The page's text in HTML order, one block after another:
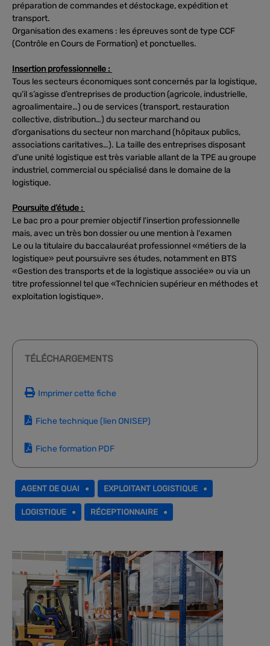
préparation de commandes et déstockage, expédition et
transport.
Organisation des examens : les épreuves sont de type CCF
(Contrôle en Cours de Formation) et ponctuelles.
Insertion professionnelle :
Tous les secteurs économiques sont concernés par la logistique,
qu’il s’agisse d’entreprises de production (agricole, industrielle,
agroalimentaire…) ou de services (transport, restauration
collective, distribution…) du secteur marchand ou
d’organisations du secteur non marchand (hôpitaux publics,
associations caritatives…). La taille des entreprises disposant
d’une unité logistique est très variable allant de la TPE au groupe
industriel, commercial ou spécialisé dans le domaine de la
logistique.
Poursuite d’étude :
Le bac pro a pour premier objectif l'insertion professionnelle
mais, avec un très bon dossier ou une mention à l'examen
Le ou la titulaire du baccalauréat professionnel «métiers de la
logistique» peut poursuivre ses études, notamment en BTS
«Gestion des transports et de la logistique associée» ou via un
titre professionnel tel que «Technicien supérieur en méthodes et
exploitation logistique».
TÉLÉCHARGEMENTS
Imprimer cette fiche
Fiche technique (lien ONISEP)
Fiche formation PDF
AGENT DE QUAI EXPLOITANT LOGISTIQUE
LOGISTIQUE RÉCEPTIONNAIRE